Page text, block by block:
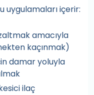
uygulamaları içerir:
amacıyla
kaçınmak)
damar yoluyla
ilaç